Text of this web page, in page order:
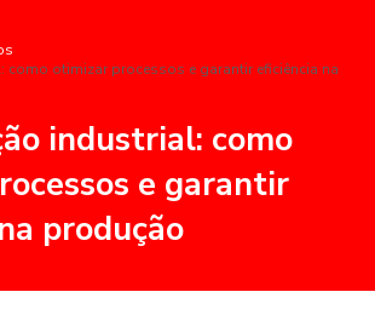
otimizar processos e garantir eficiência na
industrial: como
e garantir
produção